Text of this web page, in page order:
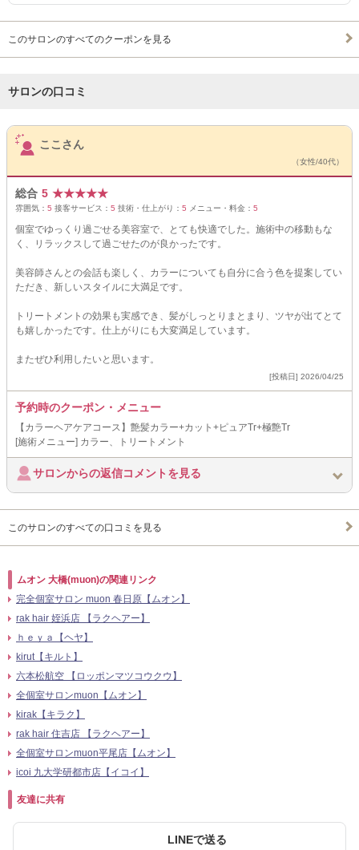
このサロンのすべてのクーポンを見る
サロンの口コミ
サロンPick Up
ここさん
（女性/40代）
総合 5 ★★★★★
雰囲気： 5 接客サービス： 5 技術・仕上がり： 5 メニュー・料金： 5
個室でゆっくり過ごせる美容室で、とても快適でした。施術中の移動もな
く、リラックスして過ごせたのが良かったです。
美容師さんとの会話も楽しく、カラーについても自分に合う色を提案してい
ただき、新しいスタイルに大満足です。
トリートメントの効果も実感でき、髪がしっとりまとまり、ツヤが出てとて
も嬉しかったです。仕上がりにも大変満足しています。
またぜひ利用したいと思います。
[投稿日] 2026/04/25
予約時のクーポン・メニュー
【カラーヘアケアコース】艶髪カラー+カット+ピュアTr+極艶Tr
[施術メニュー] カラー、トリートメント
サロンからの返信コメントを見る
このサロンのすべての口コミを見る
ムオン 大橋(muon)の関連リンク
完全個室サロン muon 春日原【ムオン】
rak hair 姪浜店 【ラクヘアー】
ｈｅｙａ【ヘヤ】
kirut【キルト】
六本松航空 【ロッポンマツコウクウ】
全個室サロンmuon【ムオン】
kirak【キラク】
rak hair 住吉店 【ラクヘアー】
全個室サロンmuon平尾店【ムオン】
icoi 九大学研都市店【イコイ】
友達に共有
LINEで送る